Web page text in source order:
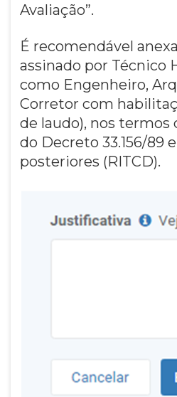
Avaliação”.
É recomendável
assinado por Técnico
como Engenheiro,
Corretor com
de laudo), nos termos
do Decreto 33.156/89
posteriores (RITCD).